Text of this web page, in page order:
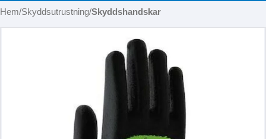
Hem Skyddsutrustning Skyddshandskar